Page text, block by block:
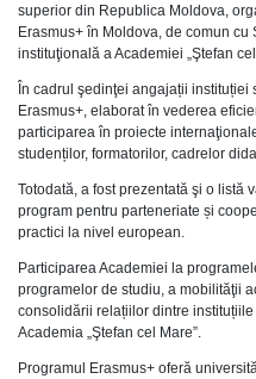
superior din Republica Moldova,
Erasmus+ în Moldova, de comun cu
instituţională a Academiei „Ştefan cel
În cadrul şedinţei angajații
Erasmus+, elaborat în vederea
participarea în proiecte
studenților, formatorilor, cadrelor
Totodată, a fost prezentată şi o listă
program pentru parteneriate și
practici la nivel european.
Participarea Academiei la
programelor de studiu, a mobilităţii
consolidării relațiilor dintre
Academia „Ştefan cel Mare”.
Programul Erasmus+ oferă